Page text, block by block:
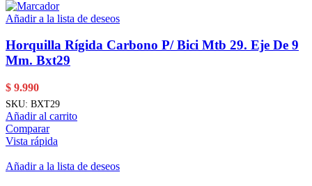
Añadir a la lista de deseos
Horquilla Rígida Carbono P/ Bici Mtb 29. Eje De 9
Mm. Bxt29
$ 9.990
SKU: BXT29
Añadir al carrito
Comparar
Vista rápida
Añadir a la lista de deseos